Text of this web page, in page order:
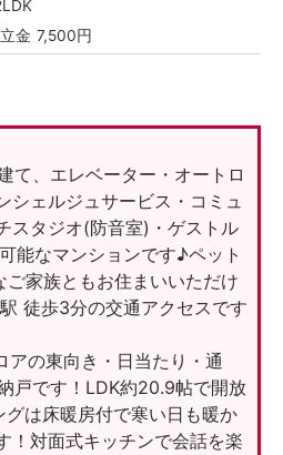
金 7,500円
て、エレベーター・オートロ
シェルジュサービス・コミュ
スタジオ(防音室)・ゲストル
能なマンションです♪ペット
家族ともお住まいいただけ
徒歩3分の交通アクセスです
アの東向き・日当たり・通
戸です！LDK約20.9帖で開放
は床暖房付で寒い日も暖か
！対面式キッチンで会話を楽